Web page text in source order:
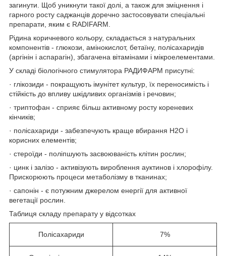
загинути. Щоб уникнути такої долі, а також для зміцнення і
гарного росту саджанців доречно застосовувати спеціальні
препарати, яким є RADIFARM.
Рідина коричневого кольору, складається з натуральних
компонентів - глюкози, амінокислот, бетаїну, полісахаридів
(аргінін і аспарагін), збагачена вітамінами і мікроелементами.
У складі біологічного стимулятора РАДИФАРМ присутні:
· глікозиди - покращують імунітет культур, їх переносимість і
стійкість до впливу шкідливих організмів і речовин;
· триптофан - сприяє більш активному росту кореневих
кінчиків;
· полісахариди - забезпечують краще вбирання H2O і
корисних елементів;
· стероїди - поліпшують засвоюваність клітин рослин;
· цинк і залізо - активізують вироблення ауктинов і хлорофілу.
Прискорюють процеси метаболізму в тканинах;
· сапонін - є потужним джерелом енергії для активної
вегетації рослин.
Таблиця складу препарату у відсотках
Полісахариди 7%